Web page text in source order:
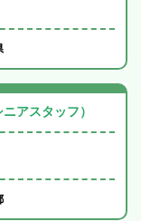
アスタッフ）